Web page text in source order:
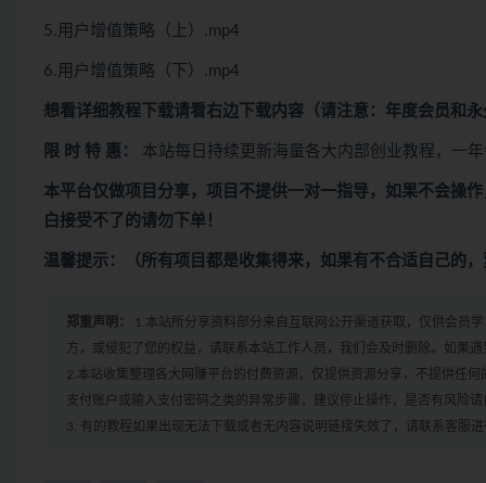
5.用户增值策略（上）.mp4
6.用户增值策略（下）.mp4
想看详细教程下载请看右边下载内容 （请注意：年度会员和
限 时 特 惠： 本站每日持续更新海量各大内部创业教程，一
本平台仅做项目分享，项目不提供一对一指导，如果不会操
白接受不了的请勿下单！
温馨提示：（所有项目都是收集得来，如果有不合适自己的
郑重声明：
1.本站所分享资料部分来自互联网公开渠道获取，仅供会员
方，或侵犯了您的权益，请联系本站工作人员，我们会及时删除。如果
2.本站收集整理各大网赚平台的付费资源，仅提供资源分享，不提供任
支付账户或输入支付密码之类的异常步骤，建议停止操作，是否有风险请
3. 有的教程如果出现无法下载或者无内容说明链接失效了，请联系客服进